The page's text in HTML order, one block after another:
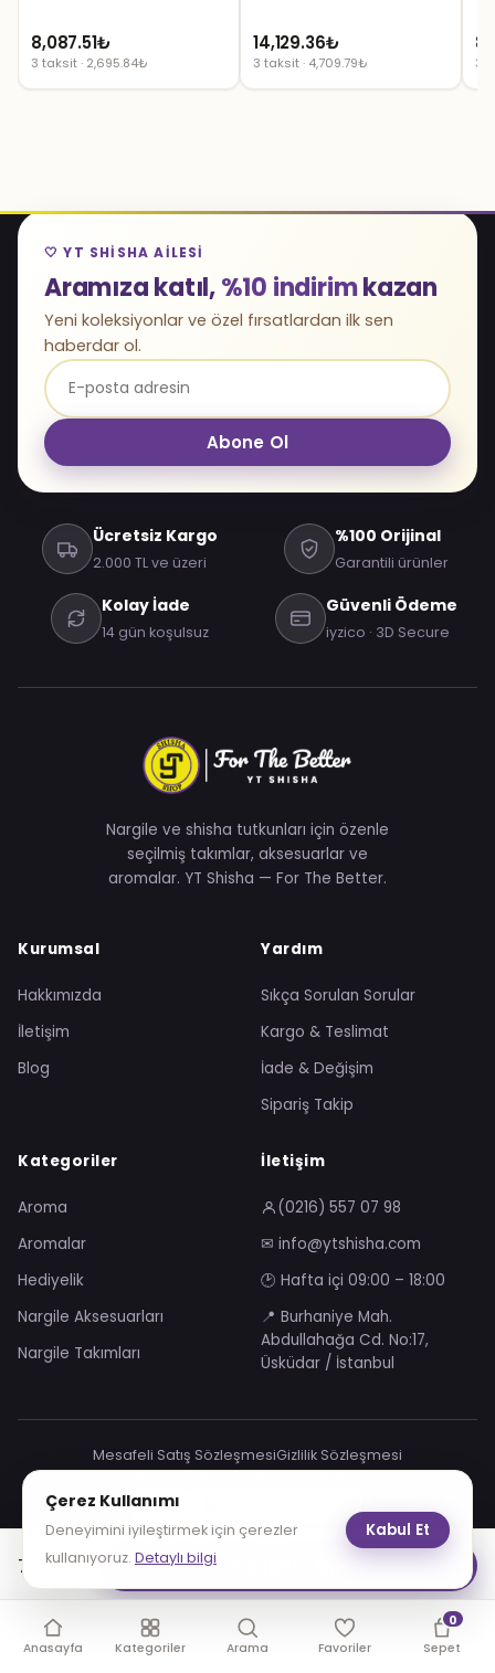
8,087.51₺
3 taksit · 2,695.84₺
14,129.36₺
3 taksit · 4,709.79₺ 3
7,136.04₺
🤍 YT SHISHA AILESI
Aramıza katıl,%10 indirimkazan
Yeni koleksiyonlar ve özel fırsatlardan ilk sen
haberdar ol.
Abone Ol
Ücretsiz Kargo
2.000 TL ve üzeri
%100 Orijinal
Garantili ürünler
Kolay İade
14 gün koşulsuz
Güvenli Ödeme
iyzico · 3D Secure
Nargile ve shisha tutkunları için özenle
seçilmiş takımlar, aksesuarlar ve
aromalar. YT Shisha — For The Better.
Kurumsal
Hakkımızda
İletişim
Blog
Yardım
Sıkça Sorulan Sorular
Kargo & Teslimat
İade & Değişim
Sipariş Takip
Kategoriler
Aroma
Aromalar
Hediyelik
Nargile Aksesuarları
Nargile Takımları
İletişim
(0216) 557 07 98
✉ info@ytshisha.com
🕑 Hafta içi 09:00 – 18:00
📍 Burhaniye Mah.
Abdullahağa Cd. No:17,
Üsküdar / İstanbul
Mesafeli Satış SözleşmesiGizlilik Sözleşmesi
KVKK Aydınlatma MetniÇerez Politikası
VISA
© 2026 YT Shisha. Tüm hakları saklıdır.
Anasayfa Kategoriler Arama Favoriler
0
Sepet
Çerez Kullanımı
Deneyimini iyileştirmek için çerezler
kullanıyoruz. Detaylı bilgi
Kabul Et